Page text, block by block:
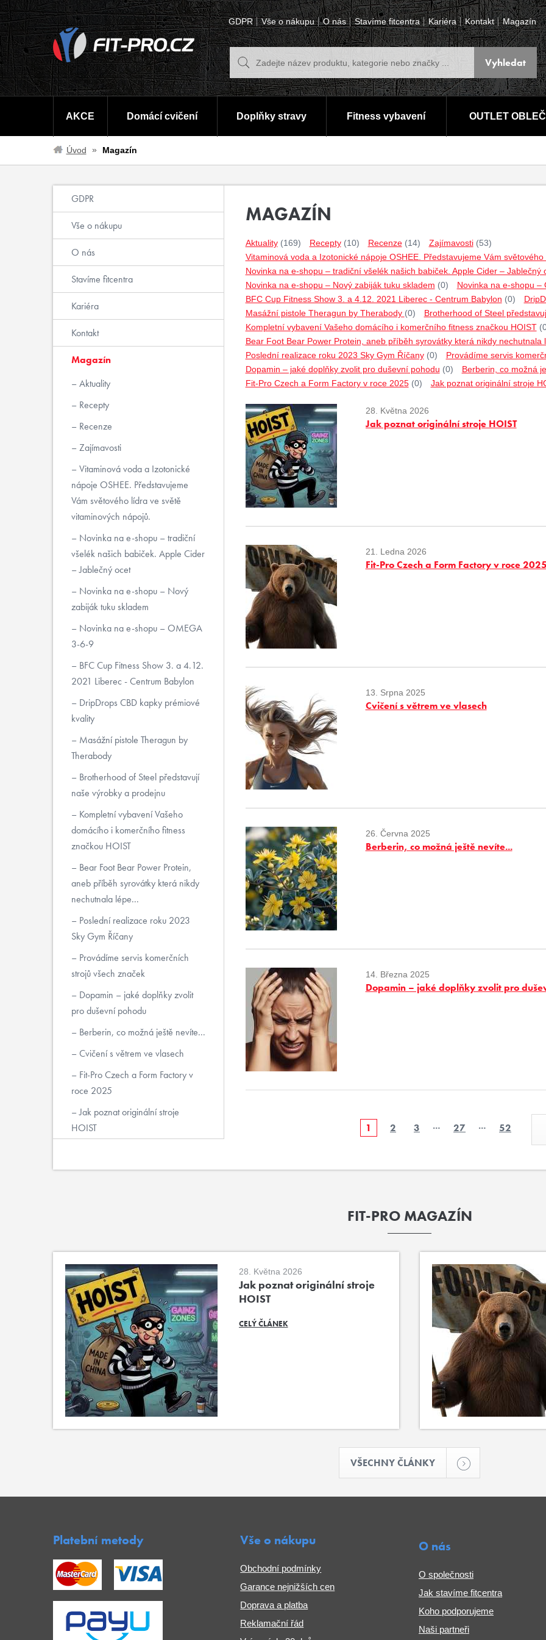
GDPR Vše o nákupu O nás Stavíme fitcentra Kariéra Kontakt Magazín
AKCE Domácí cvičení Doplňky stravy Fitness vybavení OUTLET
Úvod Magazín
MAGAZÍN
Aktuality (169) Recepty (10) Recenze (14) Zajímavosti (53)
Vitaminová voda a Izotonické nápoje OSHEE. Představujeme Vám
Novinka na e-shopu – tradiční všelék našich babiček. Apple Cider – Jablečný
Novinka na e-shopu – Nový zabiják tuku skladem (0)
Novinka na e-shopu –
BFC Cup Fitness Show 3. a 4.12. 2021 Liberec - Centrum Babylon (0)
Masážní pistole Theragun by Therabody (0)
Brotherhood of Steel
Kompletní vybavení Vašeho domácího i komerčního fitness značkou HOIST
Bear Foot Bear Power Protein, aneb příběh syrovátky která nikdy nechutnala
Poslední realizace roku 2023 Sky Gym Říčany (0)
Provádíme servis
Dopamin – jaké doplňky zvolit pro duševní pohodu (0)
Berberin, co možná
Fit-Pro Czech a Form Factory v roce 2025 (0) Jak poznat originální stroje
28. Května 2026
Jak poznat originální stroje HOIST
21. Ledna 2026
Fit-Pro Czech a Form Factory v roce
13. Srpna 2025
Cvičení s větrem ve vlasech
26. Června 2025
Berberin, co možná ještě nevíte...
14. Března 2025
Dopamin – jaké doplňky zvolit pro
1 2 3 … 27 … 52
GDPR
Vše o nákupu
O nás
Stavíme fitcentra
Kariéra
Kontakt
Magazín
Aktuality
Recepty
Recenze
Zajímavosti
Vitaminová voda a Izotonické
nápoje OSHEE. Představujeme
Vám světového lídra ve světě
vitaminových nápojů.
Novinka na e-shopu – tradiční
všelék našich babiček. Apple Cider
– Jablečný ocet
Novinka na e-shopu – Nový
zabiják tuku skladem
Novinka na e-shopu – OMEGA
3-6-9
BFC Cup Fitness Show 3. a 4.12.
2021 Liberec - Centrum Babylon
DripDrops CBD kapky prémiové
kvality
Masážní pistole Theragun by
Therabody
Brotherhood of Steel představují
naše výrobky a prodejnu
Kompletní vybavení Vašeho
domácího i komerčního fitness
značkou HOIST
Bear Foot Bear Power Protein,
aneb příběh syrovátky která nikdy
nechutnala lépe...
Poslední realizace roku 2023
Sky Gym Říčany
Provádíme servis komerčních
strojů všech značek
Dopamin – jaké doplňky zvolit
pro duševní pohodu
Berberin, co možná ještě nevíte...
Cvičení s větrem ve vlasech
Fit-Pro Czech a Form Factory v
roce 2025
Jak poznat originální stroje
HOIST
FIT-PRO MAGAZÍN
28. Května 2026
Jak poznat originální stroje
HOIST
CELÝ ČLÁNEK
VŠECHNY ČLÁNKY
Platební metody Vše o nákupu
Obchodní podmínky
Garance nejnižších cen
Doprava a platba
Reklamační řád
O nás
O společnosti
Jak stavíme fitcentra
Koho podporujeme
Naši partneři